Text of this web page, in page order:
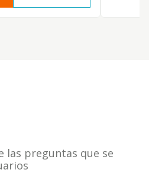
las preguntas que se